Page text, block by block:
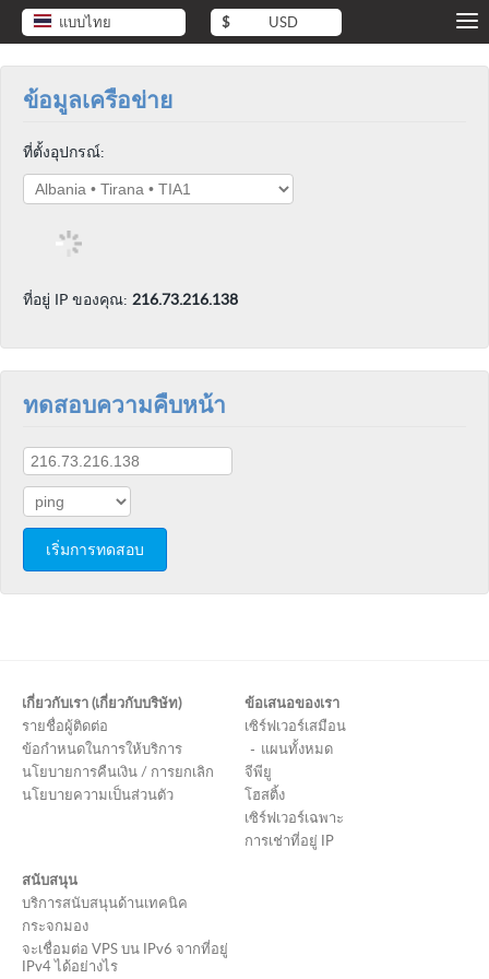
แบบไทย $ USD
ข้อมูลเครือข่าย
ที่ตั้งอุปกรณ์:
ที่อยู่ IP ของคุณ: 216.73.216.138
ทดสอบความคืบหน้า
เริ่มการทดสอบ
เกี่ยวกับเรา (เกี่ยวกับบริษัท)
รายชื่อผู้ติดต่อ
ข้อกำหนดในการให้บริการ
นโยบายการคืนเงิน / การยกเลิก
นโยบายความเป็นส่วนตัว
ข้อเสนอของเรา
เซิร์ฟเวอร์เสมือน
แผนทั้งหมด
จีพียู
โฮสติ้ง
เซิร์ฟเวอร์เฉพาะ
การเช่าที่อยู่ IP
สนับสนุน
บริการสนับสนุนด้านเทคนิค
กระจกมอง
จะเชื่อมต่อ VPS บน IPv6 จากที่อยู่
IPv4 ได้อย่างไร